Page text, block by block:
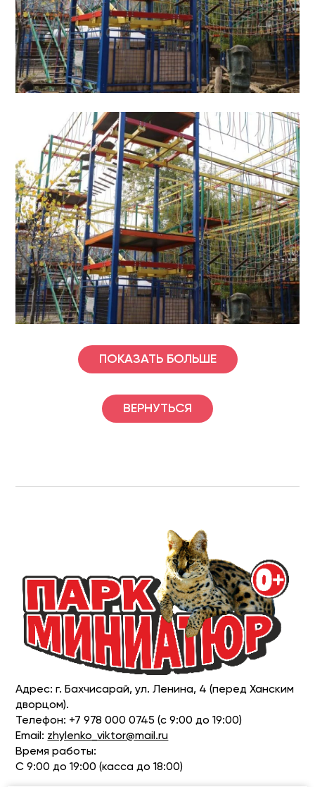
ПОКАЗАТЬ БОЛЬШЕ
ВЕРНУТЬСЯ
Адрес: г. Бахчисарай, ул. Ленина, 4 (перед Ханским
дворцом).
Телефон: +7 978 000 0745 (с 9:00 до 19:00)
Email: zhylenko_viktor@mail.ru
Время работы:
С 9:00 до 19:00 (касса до 18:00)